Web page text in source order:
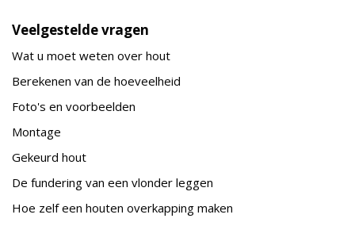
Veelgestelde vragen
Wat u moet weten over hout
Berekenen van de hoeveelheid
Foto's en voorbeelden
Montage
Gekeurd hout
De fundering van een vlonder leggen
Hoe zelf een houten overkapping maken